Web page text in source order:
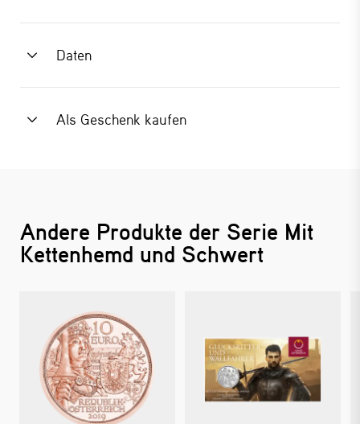
Daten
Als Geschenk kaufen
Andere Produkte der Serie Mit
Kettenhemd und Schwert